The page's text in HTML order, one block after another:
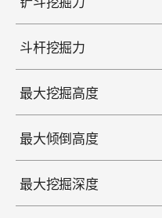
斗杆挖掘力
最大挖掘高度
最大倾倒高度
最大挖掘深度